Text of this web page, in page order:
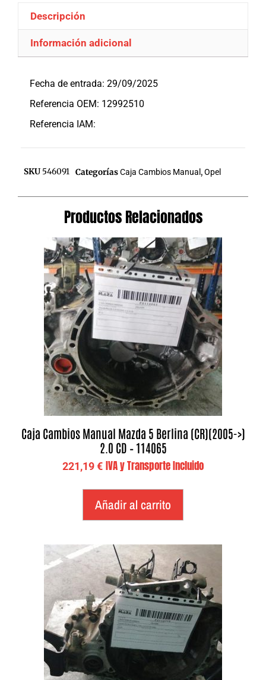
Descripción
Información adicional
Fecha de entrada: 29/09/2025
Referencia OEM: 12992510
Referencia IAM:
SKU 546091 CategoríasCaja Cambios Manual ,Opel
Productos Relacionados
Caja Cambios Manual Mazda 5 Berlina (CR)(2005->)
2.0 CD – 114065
221,19€ IVA y Transporte Incluido
Añadir al carrito